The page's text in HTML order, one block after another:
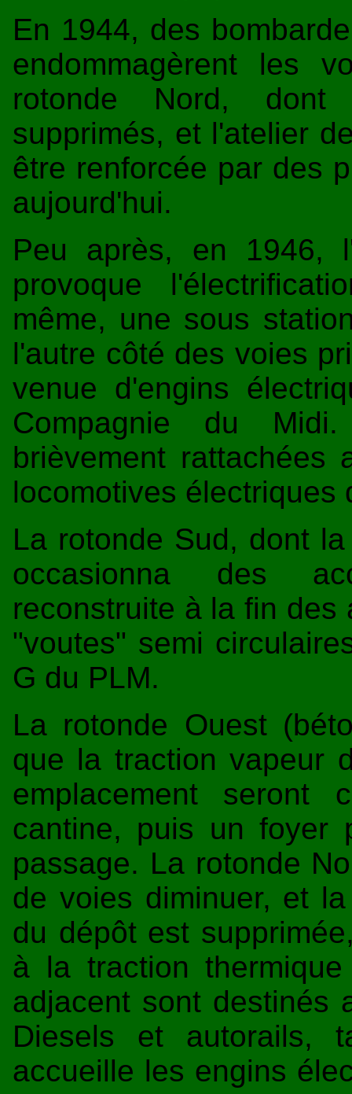
En 1944, des
endommagèrent les
rotonde Nord, dont
supprimés, et l'atelier
être renforcée par des
aujourd'hui.
Peu après, en 1946,
provoque
même, une sous
l'autre côté des voies
venue d'engins
Compagnie du
brièvement
locomotives électriques
La rotonde Sud, dont
occasionna des
reconstruite à la fin des
"voutes" semi
G du PLM.
La rotonde Ouest
que la traction vapeur
emplacement
cantine, puis un foyer
passage. La rotonde
de voies diminuer, et
du dépôt est
à la traction
adjacent sont destinés
Diesels et autorails,
accueille les engins